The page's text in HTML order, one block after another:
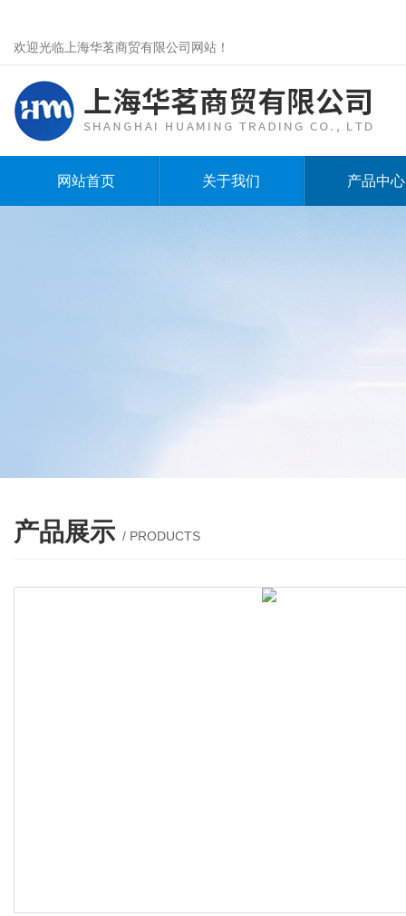
欢迎光临上海华茗商贸有限公司网站！
网站首页 关于我们 产品中心
产品展示 / PRODUCTS